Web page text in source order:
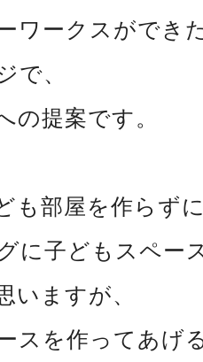
ワークスができ
で、
の提案です。
も部屋を作らず
に子どもスペー
いますが、
スを作ってあげ